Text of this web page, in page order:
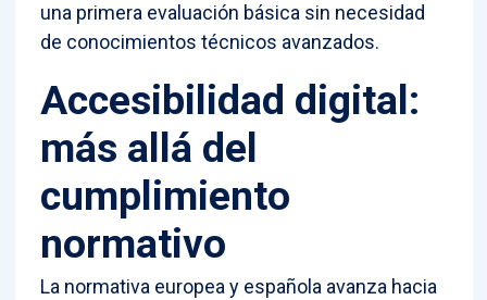
una primera evaluación básica sin necesidad
de conocimientos técnicos avanzados.
Accesibilidad digital:
más allá del
cumplimiento
normativo
La normativa europea y española avanza hacia